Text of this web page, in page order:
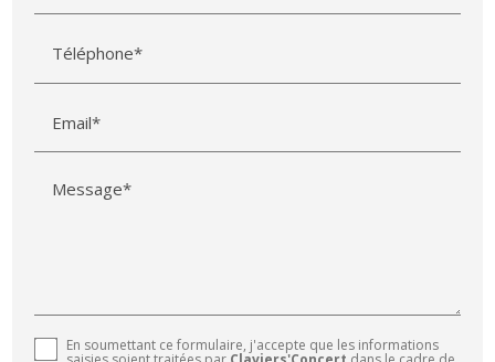
Téléphone*
Email*
Message*
En soumettant ce formulaire, j'accepte que les informations